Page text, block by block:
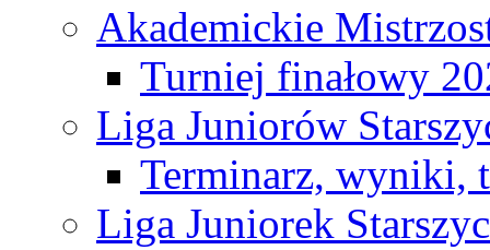
Akademickie
Turniej finałowy
Liga Juniorów
Terminarz, wyniki,
Liga Juniorek